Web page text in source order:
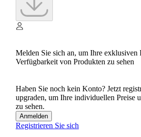
Melden Sie sich an, um Ihre exklusiven
Verfügbarkeit von Produkten zu sehen
Haben Sie noch kein Konto? Jetzt
upgraden, um Ihre individuellen Preise
zu sehen.
Anmelden
Registrieren Sie sich